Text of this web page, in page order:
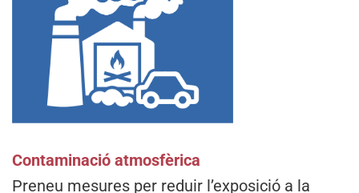
Contaminació atmosfèrica
Preneu mesures per reduir l’exposició a la